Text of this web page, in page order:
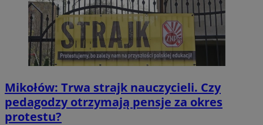
Mikołów: Trwa strajk nauczycieli. Czy
pedagodzy otrzymają pensje za okres
protestu?